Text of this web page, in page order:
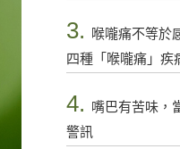
3.
喉嚨痛不等於
四種「喉嚨痛」疾
4. 嘴巴有苦味，
警訊